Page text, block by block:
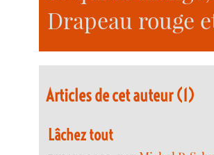
Drapeau rouge
Articles de cet auteur (1)
Lâchez tout